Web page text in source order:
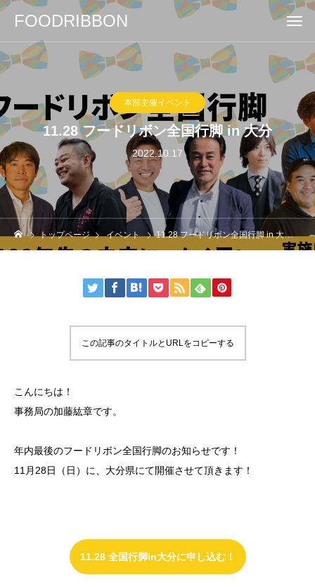
FOODRIBBON
本部主催イベント
11.28 フードリボン全国行脚 in 大分
2022.10.17
トップページ イベント 11.28 フードリボン全国行脚 in 大分
この記事のタイトルとURLをコピーする
こんにちは！
事務局の加藤紘章です。
年内最後のフードリボン全国行脚のお知らせです！
11月28日（日）に、大分県にて開催させて頂きます！
11.28 全国行脚in大分に申し込む！